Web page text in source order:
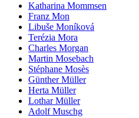
Katharina Mommsen
Franz Mon
Libuše Moníková
Terézia Mora
Charles Morgan
Martin Mosebach
Stéphane Mosès
Günther Müller
Herta Müller
Lothar Müller
Adolf Muschg